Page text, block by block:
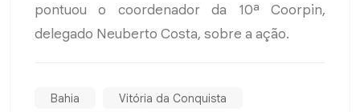
pontuou o coordenador da 10ª Coorpin,
delegado Neuberto Costa, sobre a ação.
Bahia
Vitória da Conquista